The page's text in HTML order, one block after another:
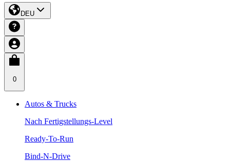
DEU
0
Autos & Trucks
Nach Fertigstellungs-Level
Ready-To-Run
Bind-N-Drive